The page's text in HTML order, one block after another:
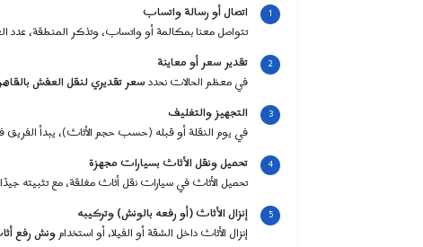
اتصال أو رسالة واتساب
تتواصل معنا بمكالمة أو واتساب، وتذكر المنطقة، عدد
تقدير سعر أو معاينة
في معظم الحالات نحددسعر تقديري لنقل العفش
التجهيز والتغليف
في يوم النقلة أو قبله (حسب حجم الأثاث)، يبدأ
تحميل ونقل الأثاث بسيارات مجهزة
تحميل الأثاث في سيارات نقل أثاث مغلقة، مع تثبيته
إنزال الأثاث (أو رفعه بالونش) وتركيبه
إنزال الأثاث داخل الشقة أو الفيلا، أو استخدامونش رفع